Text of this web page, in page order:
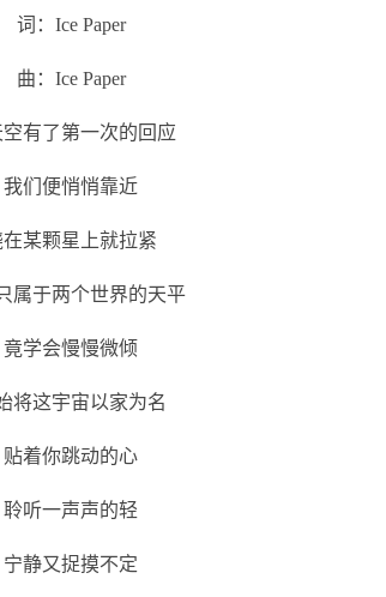
词：Ice Paper
曲：Ice Paper
有了第一次的回应
我们便悄悄靠近
在某颗星上就拉紧
属于两个世界的天平
竟学会慢慢微倾
将这宇宙以家为名
贴着你跳动的心
聆听一声声的轻
宁静又捉摸不定